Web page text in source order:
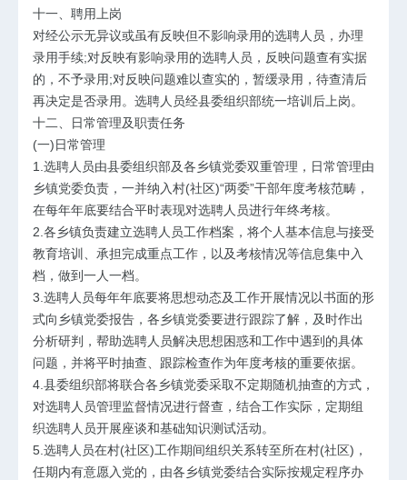
十一、聘用上岗
对经公示无异议或虽有反映但不影响录用的选聘人员，办理
录用手续;对反映有影响录用的选聘人员，反映问题查有实据
的，不予录用;对反映问题难以查实的，暂缓录用，待查清后
再决定是否录用。选聘人员经县委组织部统一培训后上岗。
十二、日常管理及职责任务
(一)日常管理
1.选聘人员由县委组织部及各乡镇党委双重管理，日常管理由
乡镇党委负责，一并纳入村(社区)“两委”干部年度考核范畴，
在每年年底要结合平时表现对选聘人员进行年终考核。
2.各乡镇负责建立选聘人员工作档案，将个人基本信息与接受
教育培训、承担完成重点工作，以及考核情况等信息集中入
档，做到一人一档。
3.选聘人员每年年底要将思想动态及工作开展情况以书面的形
式向乡镇党委报告，各乡镇党委要进行跟踪了解，及时作出
分析研判，帮助选聘人员解决思想困惑和工作中遇到的具体
问题，并将平时抽查、跟踪检查作为年度考核的重要依据。
4.县委组织部将联合各乡镇党委采取不定期随机抽查的方式，
对选聘人员管理监督情况进行督查，结合工作实际，定期组
织选聘人员开展座谈和基础知识测试活动。
5.选聘人员在村(社区)工作期间组织关系转至所在村(社区)，
任期内有意愿入党的，由各乡镇党委结合实际按规定程序办